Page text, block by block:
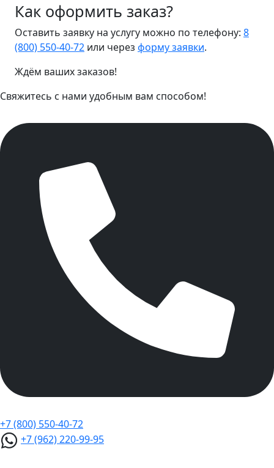
Как оформить заказ?
Оставить заявку на услугу можно по телефону: 8
(800) 550-40-72 или через форму заявки.
Ждём ваших заказов!
Свяжитесь с нами удобным вам способом!
+7 (800) 550-40-72
+7 (962) 220-99-95